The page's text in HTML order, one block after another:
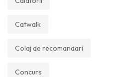
Catwalk
Colaj de recomandari
Concurs